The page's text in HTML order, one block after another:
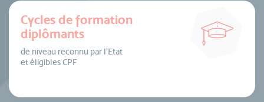
Cycles de formation
diplômants
de niveau reconnu par l’Etat
et éligibles CPF